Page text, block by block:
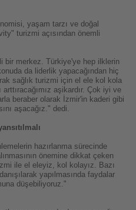
yaşam tarzı ve doğal
turizmi açısından önemli
bir merkez. Türkiye'ye hep ilklerin
da liderlik yapacağından hiç
sağlık turizmi için el ele kol kola
aşikardır. Çok iyi ve
beraber olarak İzmir'in kaderi gibi
aşacağız." dedi.
hazırlanma sürecinde
önemine dikkat çeken
ile el eleyiz, kol kolayız. Bazı
yapılmasında faydalar
düşebiliyoruz."